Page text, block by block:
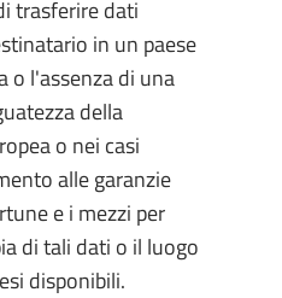
trasferire dati
in un paese
o l'assenza di una
della
o nei casi
alle garanzie
e i mezzi per
di tali dati o il luogo
disponibili.